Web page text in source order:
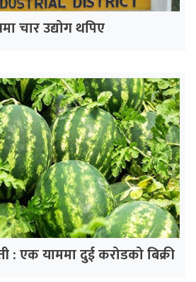
चार उद्योग थपिए
: एक याममा दुई करोडको बिक्री